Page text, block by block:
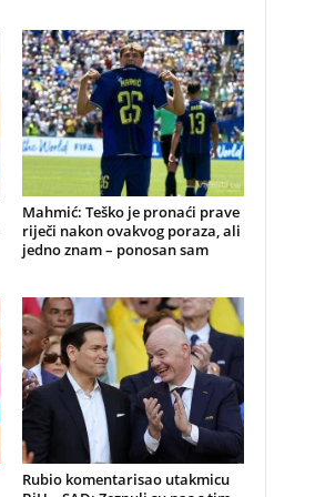
Mahmić: Teško je pronaći prave
riječi nakon ovakvog poraza, ali
jedno znam – ponosan sam
Rubio komentarisao utakmicu